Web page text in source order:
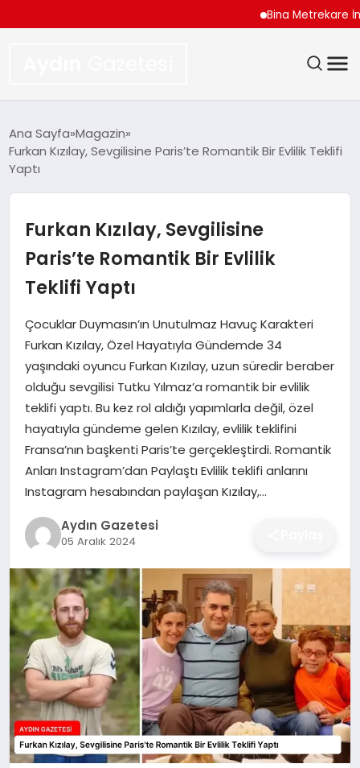
Bina Metrekare
TEKNOLOJI
SIYASET
YAŞAM
MAGAZIN
SAĞLIK
EĞITIM
DÜNYA
Ana Sayfa Magazin
Furkan Kızılay, Sevgilisine Paris’te Romantik Bir Evlilik Teklifi
Yaptı
Furkan Kızılay, Sevgilisine
Paris’te Romantik Bir Evlilik
Teklifi Yaptı
Çocuklar Duymasın’ın Unutulmaz Havuç Karakteri
Furkan Kızılay, Özel Hayatıyla Gündemde 34
yaşındaki oyuncu Furkan Kızılay, uzun süredir beraber
olduğu sevgilisi Tutku Yılmaz’a romantik bir evlilik
teklifi yaptı. Bu kez rol aldığı yapımlarla değil, özel
hayatıyla gündeme gelen Kızılay, evlilik teklifini
Fransa’nın başkenti Paris’te gerçekleştirdi. Romantik
Anları Instagram’dan Paylaştı Evlilik teklifi anlarını
Instagram hesabından paylaşan Kızılay,…
Aydın Gazetesi
05 Aralık 2024